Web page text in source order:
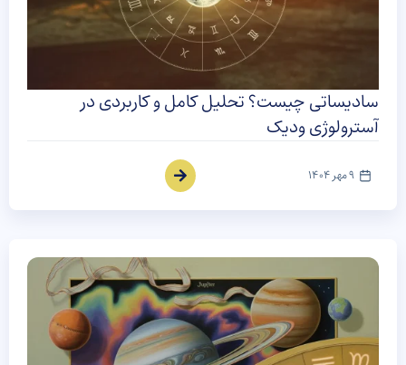
سادیساتی چیست؟ تحلیل کامل و کاربردی در
آسترولوژی ودیک
9 مهر 1404